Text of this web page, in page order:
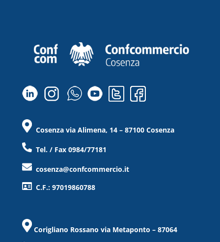
Cosenza via Alimena, 14 – 87100 Cosenza
Tel. / Fax 0984/77181
cosenza@confcommercio.it
C.F.: 97019860788
Corigliano Rossano via Metaponto – 87064